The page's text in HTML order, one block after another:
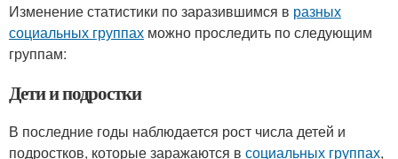
Изменение статистики по заразившимся в разных
социальных группах можно проследить по следующим
группам:
Дети и подростки
В последние годы наблюдается рост числа детей и
подростков, которые заражаются в социальных группах,